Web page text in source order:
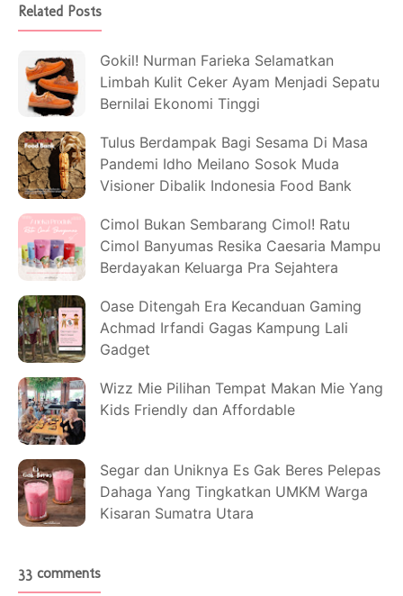
Related Posts
Gokil! Nurman Farieka Selamatkan
Limbah Kulit Ceker Ayam Menjadi Sepatu
Bernilai Ekonomi Tinggi
Tulus Berdampak Bagi Sesama Di Masa
Pandemi Idho Meilano Sosok Muda
Visioner Dibalik Indonesia Food Bank
Cimol Bukan Sembarang Cimol! Ratu
Cimol Banyumas Resika Caesaria Mampu
Berdayakan Keluarga Pra Sejahtera
Oase Ditengah Era Kecanduan Gaming
Achmad Irfandi Gagas Kampung Lali
Gadget
Wizz Mie Pilihan Tempat Makan Mie Yang
Kids Friendly dan Affordable
Segar dan Uniknya Es Gak Beres Pelepas
Dahaga Yang Tingkatkan UMKM Warga
Kisaran Sumatra Utara
33 comments